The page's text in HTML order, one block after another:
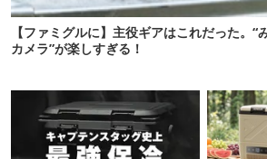
【ファミグルに】主役ギアはこれだった。“
カメラ”が楽しすぎる！